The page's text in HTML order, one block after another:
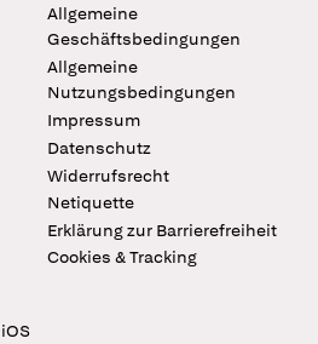
Allgemeine
Geschäftsbedingungen
Allgemeine
Nutzungsbedingungen
Impressum
Datenschutz
Widerrufsrecht
Netiquette
Erklärung zur Barrierefreiheit
Cookies & Tracking